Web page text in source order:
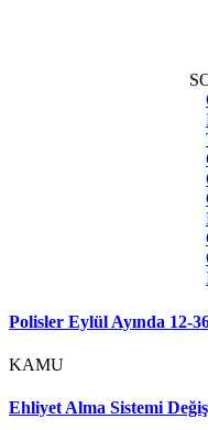
Polisler Eylül Ayında 12-
KAMU
Ehliyet Alma Sistemi